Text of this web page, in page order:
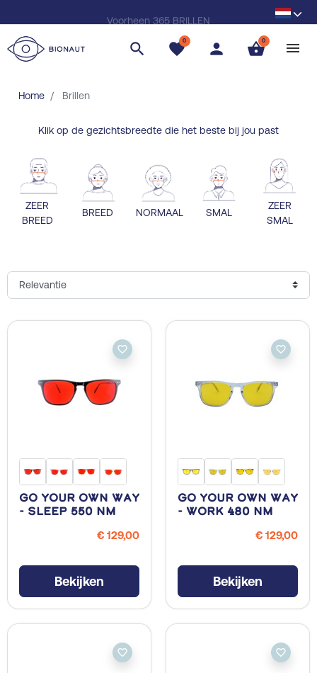
search favorite
0 person shopping_basket
0
Home Brillen
Klik op de gezichtsbreedte die het beste bij jou past
ZEER
BREED
BREED NORMAAL SMAL
ZEER
SMAL
favorite_border
Go Your Own Way
- Sleep 550 NM
€ 129,00
Bekijken
favorite_border
Go Your Own Way
- Work 480 NM
€ 129,00
Bekijken
favorite_border favorite_border